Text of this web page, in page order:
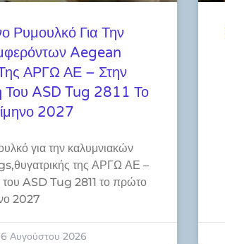
Ρυμουλκό Για Την
Aegean
ΑΡΓΩ ΑΕ – Στην
ASD Tug 2811 Το
2027
για την καλυμνιακών
της ΑΡΓΩ ΑΕ –
ASD Tug 2811 το πρώτο
2027
6 Αυγούστου 2026